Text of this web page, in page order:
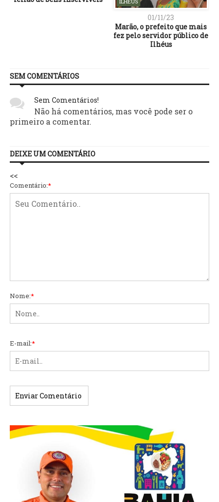
01/11/23
Marão, o prefeito que mais
fez pelo servidor público de
Ilhéus
SEM COMENTÁRIOS
Sem Comentários!
Não há comentários, mas você pode ser o
primeiro a comentar.
DEIXE UM COMENTÁRIO
<<
Comentário:*
Nome:*
E-mail:*